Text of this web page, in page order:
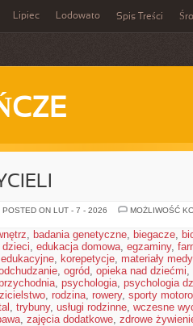
Lipiec Lodowato Spis Treści
POSTED ON LUT - 7 - 2026
MOŻLIWOŚĆ
, badania genetyczne, biegacze,
dzieci, edukacja domowa, egzaminy,
, korepetycje, materiały
, ogród, opieka nad dziećmi,
, psychologia, psychologia
, rodzina, rowery, sporty
, trybuny, usługi rodzinne, wczesne
, zajęcia dodatkowe, zdrowe